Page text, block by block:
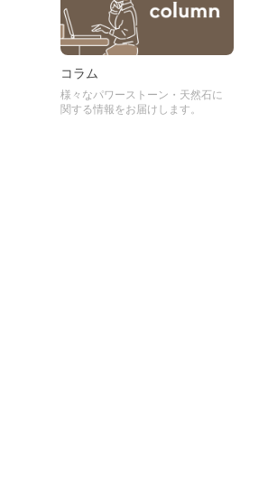
コラム
様々なパワーストーン・天然石に
関する情報をお届けします。